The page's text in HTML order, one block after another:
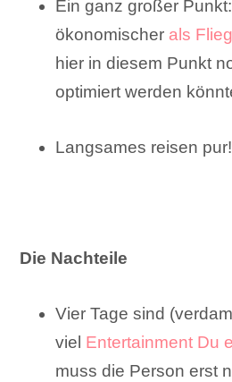
Ein ganz großer
ökonomischer als
hier in diesem Punkt
optimiert werden
Langsames reisen pur!
Die Nachteile
Vier Tage sind
viel Entertainment Du
muss die Person erst